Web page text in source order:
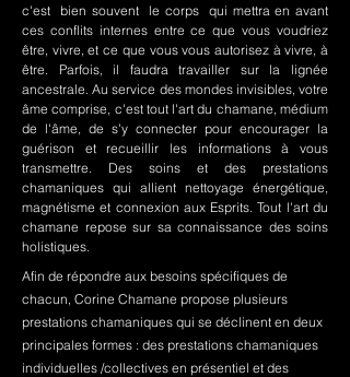
c'est bien souvent le corps qui mettra en avant
ces conflits internes entre ce que vous voudriez
être, vivre, et ce que vous vous autorisez à vivre, à
être. Parfois, il faudra travailler sur la lignée
ancestrale. Au service des mondes invisibles, votre
âme comprise, c'est tout l'art du chamane, médium
de l'âme, de s'y connecter pour encourager la
guérison et recueillir les informations à vous
transmettre. Des soins et des prestations
chamaniques qui allient nettoyage énergétique,
magnétisme et connexion aux Esprits. Tout l'art du
chamane repose sur sa connaissance des soins
holistiques.
Afin de répondre aux besoins spécifiques de
chacun, Corine Chamane propose plusieurs
prestations chamaniques qui se déclinent en deux
principales formes : des prestations chamaniques
individuelles /collectives en présentiel et des